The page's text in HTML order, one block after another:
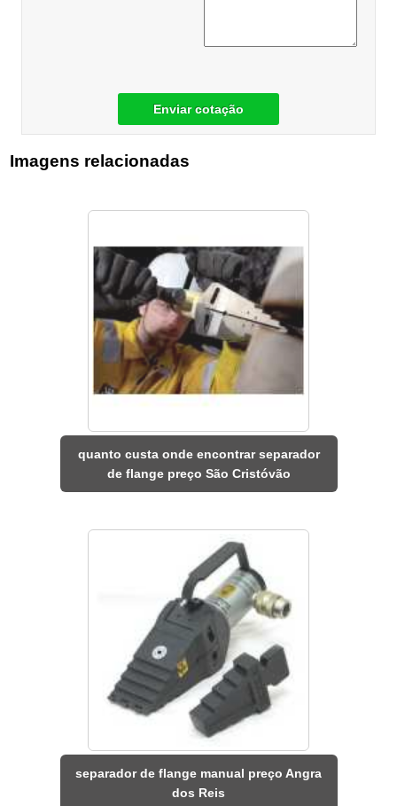
Enviar cotação
Imagens relacionadas
quanto custa onde encontrar separador
de flange preço São Cristóvão
separador de flange manual preço Angra
dos Reis